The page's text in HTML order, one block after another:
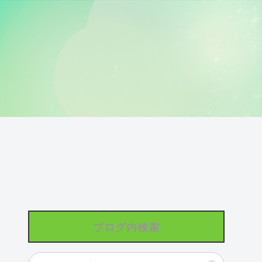
ブログ内検索